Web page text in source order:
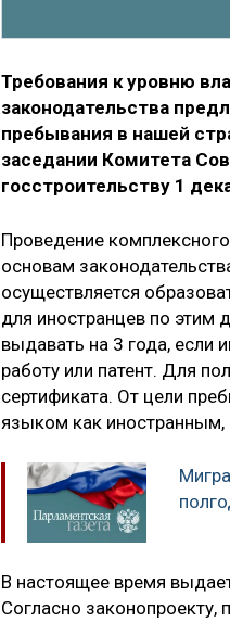
Требования к уровню
законодательства
пребывания в нашей
заседании Комитета
госстроительству 1
Проведение
основам
осуществляется
для иностранцев по этим
выдавать на 3 года, если
работу или патент. Для
сертификата. От цели
языком как иностранным,
В настоящее время
Согласно